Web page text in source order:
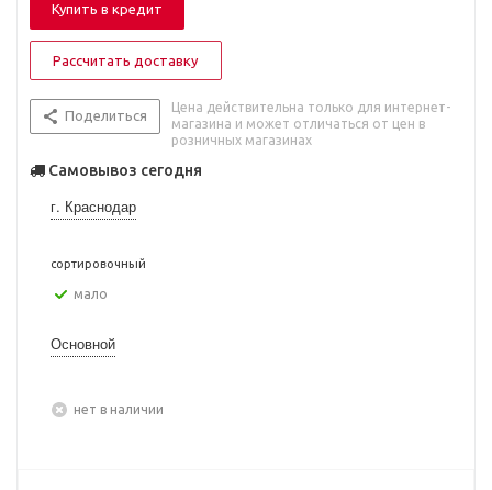
Купить в кредит
Рассчитать доставку
Поделиться
Цена действительна только для интернет-
магазина и может отличаться от цен в
розничных магазинах
Самовывоз сегодня
г. Краснодар
сортировочный
Мало
Основной
Нет в наличии